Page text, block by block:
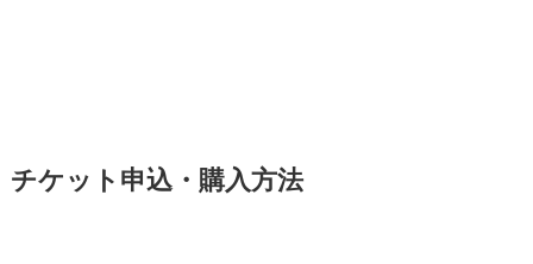
チケット申込・購入方法